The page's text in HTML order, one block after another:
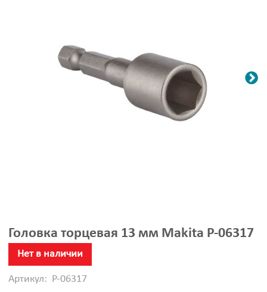
Головка торцевая 13 мм Makita P-06317
Нет в наличии
Артикул: P-06317